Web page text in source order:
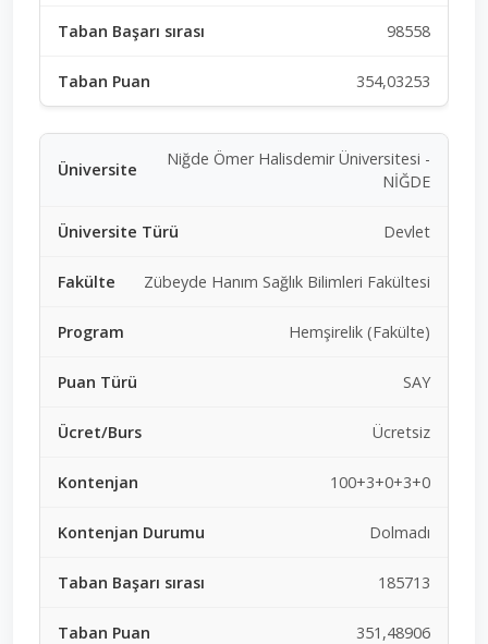
98558
354,03253
Niğde Ömer Halisdemir Üniversitesi -
NİĞDE
Devlet
Zübeyde Hanım Sağlık Bilimleri Fakültesi
Hemşirelik (Fakülte)
SAY
Ücretsiz
100+3+0+3+0
Dolmadı
185713
351,48906